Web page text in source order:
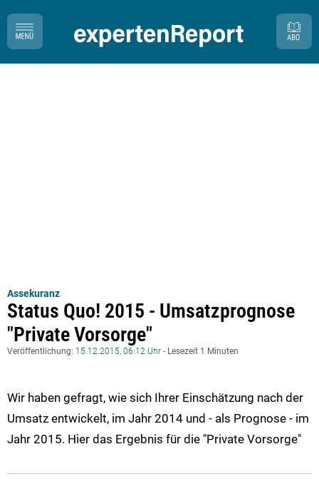
Assekuranz
Status Quo! 2015 - Umsatzprognose
"Private Vorsorge"
Veröffentlichung: 15.12.2015, 06:12 Uhr - Lesezeit 1 Minuten
Wir haben gefragt, wie sich Ihrer Einschätzung nach der
Umsatz entwickelt, im Jahr 2014 und - als Prognose - im
Jahr 2015. Hier das Ergebnis für die "Private Vorsorge"